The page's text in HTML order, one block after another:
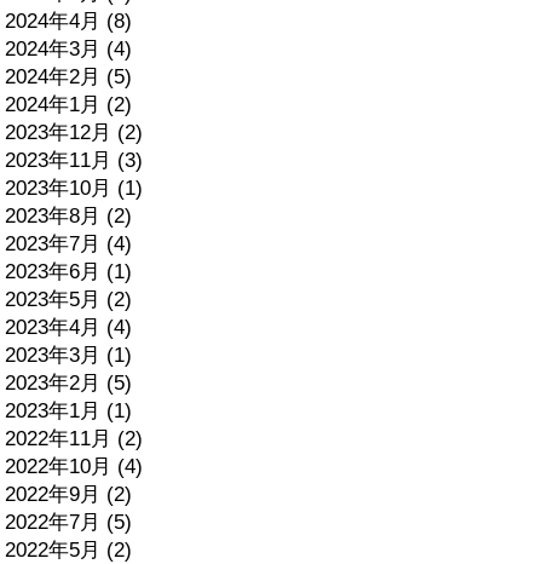
2024年4月 (8)
2024年3月 (4)
2024年2月 (5)
2024年1月 (2)
2023年12月 (2)
2023年11月 (3)
2023年10月 (1)
2023年8月 (2)
2023年7月 (4)
2023年6月 (1)
2023年5月 (2)
2023年4月 (4)
2023年3月 (1)
2023年2月 (5)
2023年1月 (1)
2022年11月 (2)
2022年10月 (4)
2022年9月 (2)
2022年7月 (5)
2022年5月 (2)